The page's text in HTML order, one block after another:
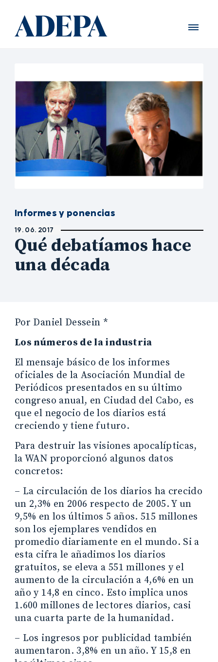
Informes y ponencias
19. 06. 2017
Qué debatíamos hace
una década
Por Daniel Dessein *
Los números de la industria
El mensaje básico de los informes
oficiales de la Asociación Mundial de
Periódicos presentados en su último
congreso anual, en Ciudad del Cabo, es
que el negocio de los diarios está
creciendo y tiene futuro.
Para destruir las visiones apocalípticas,
la WAN proporcionó algunos datos
concretos:
– La circulación de los diarios ha crecido
un 2,3% en 2006 respecto de 2005. Y un
9,5% en los últimos 5 años. 515 millones
son los ejemplares vendidos en
promedio diariamente en el mundo. Si a
esta cifra le añadimos los diarios
gratuitos, se eleva a 551 millones y el
aumento de la circulación a 4,6% en un
año y 14,8 en cinco. Esto implica unos
1.600 millones de lectores diarios, casi
una cuarta parte de la humanidad.
– Los ingresos por publicidad también
aumentaron. 3,8% en un año. Y 15,8 en